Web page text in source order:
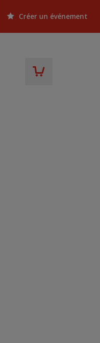
Créer un événement